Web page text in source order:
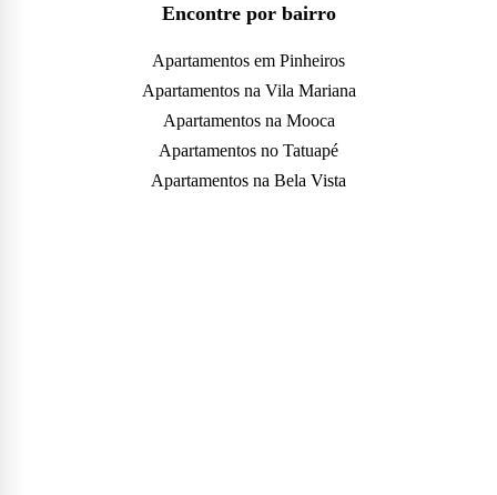
Encontre por bairro
Apartamentos em Pinheiros
Apartamentos na Vila Mariana
Apartamentos na Mooca
Apartamentos no Tatuapé
Apartamentos na Bela Vista